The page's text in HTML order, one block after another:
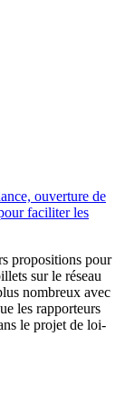
ouverture de
faciliter les
propositions pour
sur le réseau
nombreux avec
les rapporteurs
le projet de loi-